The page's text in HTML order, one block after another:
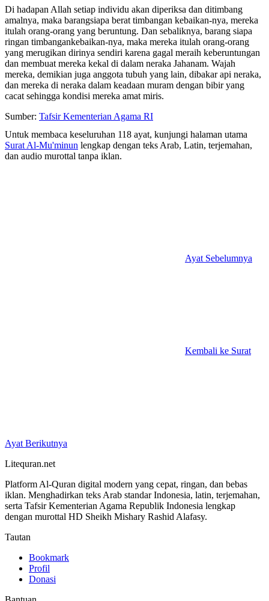
Di hadapan Allah setiap individu akan diperiksa dan ditimbang
amalnya, maka barangsiapa berat timbangan kebaikan-nya, mereka
itulah orang-orang yang beruntung. Dan sebaliknya, barang siapa
ringan timbangankebaikan-nya, maka mereka itulah orang-orang
yang merugikan dirinya sendiri karena gagal meraih keberuntungan
dan membuat mereka kekal di dalam neraka Jahanam. Wajah
mereka, demikian juga anggota tubuh yang lain, dibakar api neraka,
dan mereka di neraka dalam keadaan muram dengan bibir yang
cacat sehingga kondisi mereka amat miris.
Sumber: Tafsir Kementerian Agama RI
Untuk membaca keseluruhan 118 ayat, kunjungi halaman utama
Surat Al-Mu'minun lengkap dengan teks Arab, Latin, terjemahan,
dan audio murottal tanpa iklan.
Ayat Sebelumnya
Kembali ke Surat
Ayat Berikutnya
Litequran.net
Platform Al-Quran digital modern yang cepat, ringan, dan bebas
iklan. Menghadirkan teks Arab standar Indonesia, latin, terjemahan,
serta Tafsir Kementerian Agama Republik Indonesia lengkap
dengan murottal HD Sheikh Mishary Rashid Alafasy.
Tautan
Bookmark
Profil
Donasi